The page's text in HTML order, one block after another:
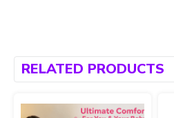
RELATED PRODUCTS